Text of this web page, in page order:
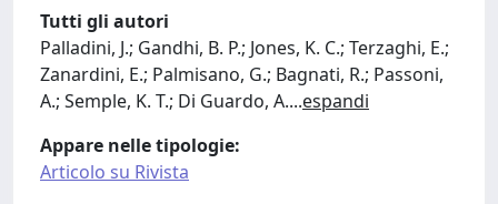
Tutti gli autori
Palladini, J.; Gandhi, B. P.; Jones, K. C.; Terzaghi, E.;
Zanardini, E.; Palmisano, G.; Bagnati, R.; Passoni,
A.; Semple, K. T.; Di Guardo, A....espandi
Appare nelle tipologie:
Articolo su Rivista